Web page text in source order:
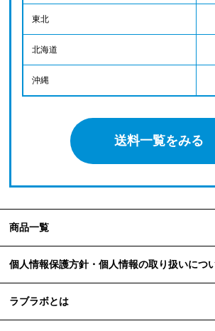
東北
北海道
沖縄
送料一覧をみる
商品一覧
個人情報保護方針・個人情報の取り扱いにつ
ラブラボとは